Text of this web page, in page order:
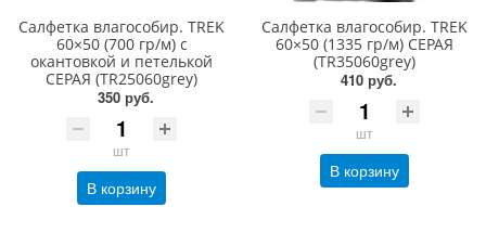
Салфетка влагособир. TREK
60×50 (700 гр/м) с
окантовкой и петелькой
СЕРАЯ (TR25060grey)
350 руб.
шт
В корзину
Салфетка влагособир. TREK
60×50 (1335 гр/м) СЕРАЯ
(TR35060grey)
410 руб.
шт
В корзину